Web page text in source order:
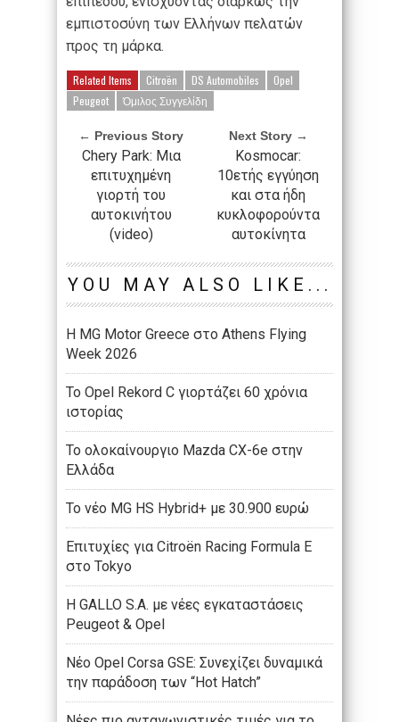
εμπιστοσύνη των Ελλήνων πελατών
προς τη μάρκα.
Related Items Citroën DS Automobiles
Opel
Peugeot
Όμιλος Συγγελίδη
← Previous Story
Chery Park: Μια
επιτυχημένη
γιορτή του
αυτοκινήτου
(video)
Next Story →
Kosmocar:
10ετής εγγύηση
και στα ήδη
κυκλοφορούντα
αυτοκίνητα
YOU MAY ALSO LIKE...
Η MG Motor Greece στο Athens Flying
Week 2026
Το Opel Rekord C γιορτάζει 60 χρόνια
ιστορίας
Το ολοκαίνουργιο Mazda CX-6e στην
Ελλάδα
Το νέο MG HS Hybrid+ με 30.900 ευρώ
Επιτυχίες για Citroën Racing Formula E
στο Tokyo
Η GALLO S.A. με νέες εγκαταστάσεις
Peugeot & Opel
Νέο Opel Corsa GSE: Συνεχίζει δυναμικά
την παράδοση των “Hot Hatch”